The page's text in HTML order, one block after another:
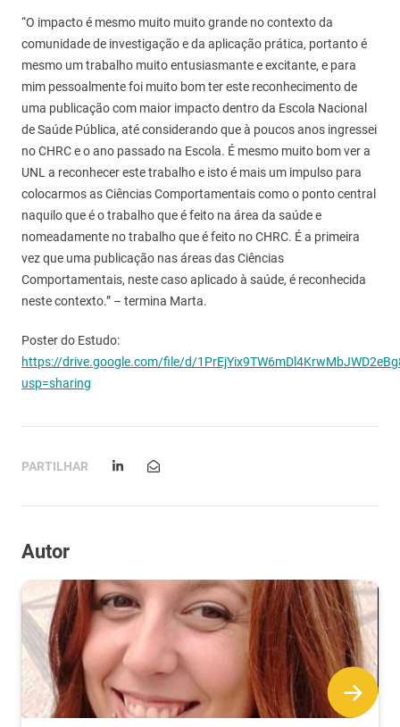
“O impacto é mesmo muito muito grande no contexto da
comunidade de investigação e da aplicação prática, portanto é
mesmo um trabalho muito entusiasmante e excitante, e para
mim pessoalmente foi muito bom ter este reconhecimento de
uma publicação com maior impacto dentro da Escola Nacional
de Saúde Pública, até considerando que à poucos anos ingressei
no CHRC e o ano passado na Escola. É mesmo muito bom ver a
UNL a reconhecer este trabalho e isto é mais um impulso para
colocarmos as Ciências Comportamentais como o ponto central
naquilo que é o trabalho que é feito na área da saúde e
nomeadamente no trabalho que é feito no CHRC. É a primeira
vez que uma publicação nas áreas das Ciências
Comportamentais, neste caso aplicado à saúde, é reconhecida
neste contexto.” – termina Marta.
Poster do Estudo:
https://drive.google.com/file/d/
usp=sharing
PARTILHAR
Autor